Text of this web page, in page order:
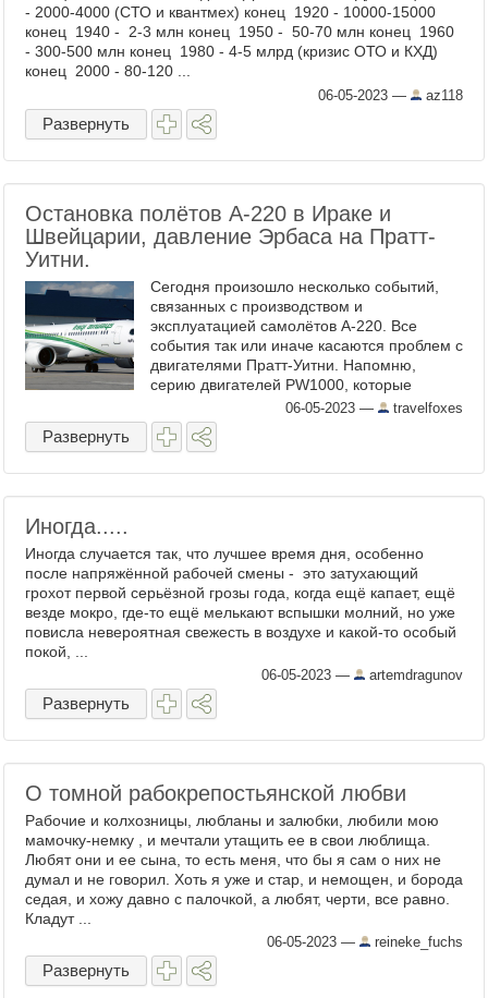
- 2000-4000 (СТО и квантмех) конец 1920 - 10000-15000
конец 1940 - 2-3 млн конец 1950 - 50-70 млн конец 1960
- 300-500 млн конец 1980 - 4-5 млрд (кризис ОТО и КХД)
конец 2000 - 80-120 ...
06-05-2023 — az118
Развернуть
Остановка полётов А-220 в Ираке и
Швейцарии, давление Эрбаса на Пратт-
Уитни.
Сегодня произошло несколько событий,
связанных с производством и
эксплуатацией самолётов А-220. Все
события так или иначе касаются проблем с
двигателями Пратт-Уитни. Напомню,
серию двигателей PW1000, которые
устанавливаются на самолёты А-220 и
А-319/320/321нео, Пратт-Уитни
разработала с ...
06-05-2023 — travelfoxes
Развернуть
Иногда.....
Иногда случается так, что лучшее время дня, особенно
после напряжённой рабочей смены - это затухающий
грохот первой серьёзной грозы года, когда ещё капает, ещё
везде мокро, где-то ещё мелькают вспышки молний, но уже
повисла невероятная свежесть в воздухе и какой-то особый
покой, ...
06-05-2023 — artemdragunov
Развернуть
О томной рабокрепостьянской любви
Рабочие и колхозницы, любланы и залюбки, любили мою
мамочку-немку , и мечтали утащить ее в свои люблища.
Любят они и ее сына, то есть меня, что бы я сам о них не
думал и не говорил. Хоть я уже и стар, и немощен, и борода
седая, и хожу давно с палочкой, а любят, черти, все равно.
Кладут ...
06-05-2023 — reineke_fuchs
Развернуть